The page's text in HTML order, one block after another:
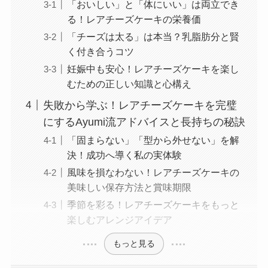
「おいしい」と「体にいい」は両立でき
る！レアチーズケーキの栄養価
「チーズは太る」は本当？乳脂肪分と賢
く付き合うコツ
妊娠中も安心！レアチーズケーキを楽し
むための正しい知識と心構え
失敗から学ぶ！レアチーズケーキを完璧
にするAyumi流アドバイスと長持ちの秘訣
「固まらない」「型から外せない」を解
決！成功へ導く私の実体験
風味を損なわない！レアチーズケーキの
美味しい保存方法と賞味期限
季節を彩る！レアチーズケーキをもっと
楽しむアレンジアイデア
もっと見る